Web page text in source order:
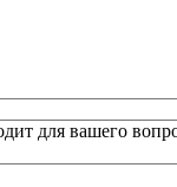
для вашего